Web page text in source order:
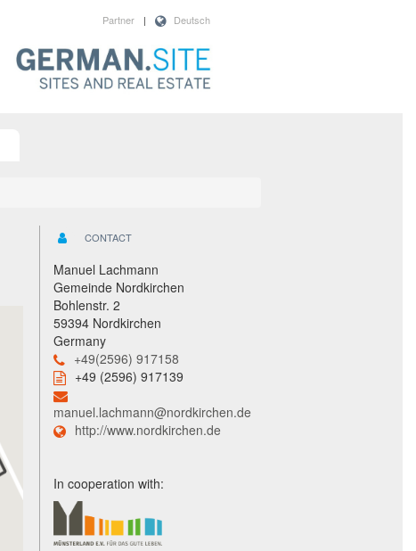
Deutsch
|
Partner
CONTACT
Manuel Lachmann
Gemeinde Nordkirchen
Bohlenstr. 2
59394 Nordkirchen
Germany
+49(2596) 917158
+49 (2596) 917139
manuel.lachmann@nordkirchen.de
http://www.nordkirchen.de
In cooperation with: